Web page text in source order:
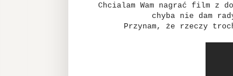
Chcialam Wam nagrać film z
chyba nie dam
Przynam, że rzeczy